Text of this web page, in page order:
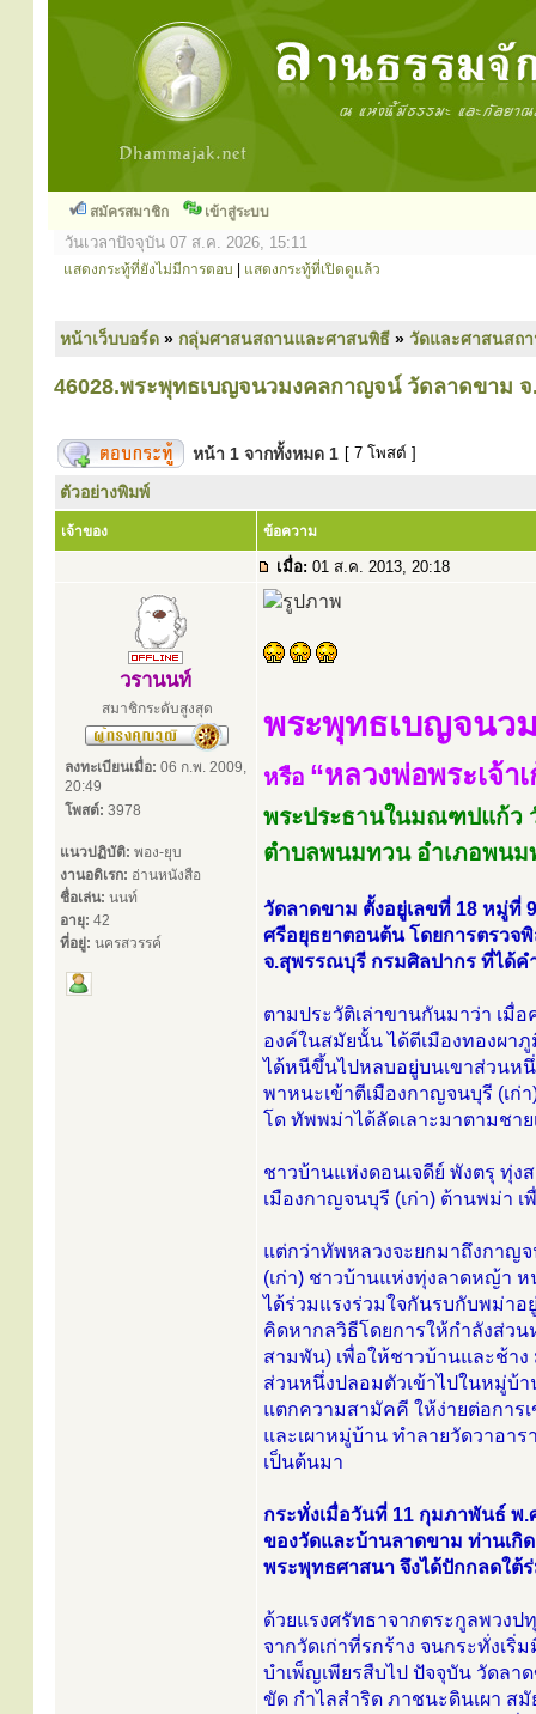
สมัครสมาชิก เข้าสู่ระบบ
วันเวลาปัจจุบัน 07 ส.ค. 2026, 15:11
แสดงกระทู้ที่ยังไม่มีการตอบ แสดงกระทู้ที่เปิดดูแล้ว
หน้าเว็บบอร์ด » กลุ่มศาสนสถานและศาสนพิธี » วัดและศาสนสถ
46028.พระพุทธเบญจนวมงคลกาญจน์ วัดลาดขาม
หน้า 1 จากทั้งหมด 1 [ 7 โพสต์ ]
ตัวอย่างพิมพ์
เจ้าของ ข้อความ
เมื่อ: 01 ส.ค. 2013, 20:18
วรานนท์
สมาชิกระดับสูงสุด
ลงทะเบียนเมื่อ: 06 ก.พ. 2009,
20:49
โพสต์: 3978
แนวปฏิบัติ: พอง-ยุบ
งานอดิเรก: อ่านหนังสือ
ชื่อเล่น: นนท์
อายุ: 42
ที่อยู่: นครสวรรค์
พระพุทธเบญจนว
หรือ “หลวงพ่อพระเจ้า
พระประธานในมณฑปแก้ว
ตำบลพนมทวน อำเภอพน
วัดลาดขาม ตั้งอยู่เลขที่ 18 หมู่ที่
ศรีอยุธยาตอนต้น โดยการตรว
จ.สุพรรณบุรี กรมศิลปากร ที่ได้
ตามประวัติเล่าขานกันมาว่า เมื่
องค์ในสมัยนั้น ได้ตีเมืองทองผา
ได้หนีขึ้นไปหลบอยู่บนเขาส่วนห
พาหนะเข้าตีเมืองกาญจนบุรี (เ
โด ทัพพม่าได้ลัดเลาะมาตามชา
ชาวบ้านแห่งดอนเจดีย์ พังตรุ ทุ่
เมืองกาญจนบุรี (เก่า) ต้านพม่า
แต่กว่าทัพหลวงจะยกมาถึงกาญ
(เก่า) ชาวบ้านแห่งทุ่งลาดหญ้า
ได้ร่วมแรงร่วมใจกันรบกับพม่าอ
คิดหากลวิธีโดยการให้กำลังส่ว
สามพัน) เพื่อให้ชาวบ้านและช้าง
ส่วนหนึ่งปลอมตัวเข้าไปในหมู่บ้
แตกความสามัคคี ให้ง่ายต่อการ
และเผาหมู่บ้าน ทำลายวัดวาอา
เป็นต้นมา
กระทั่งเมื่อวันที่ 11 กุมภาพันธ์ พ.
ของวัดและบ้านลาดขาม ท่านเ
พระพุทธศาสนา จึงได้ปักกลดใ
ด้วยแรงศรัทธาจากตระกูลพวง
จากวัดเก่าที่รกร้าง จนกระทั่งเ
บำเพ็ญเพียรสืบไป ปัจจุบัน วัดลา
ขัด กำไลสำริด ภาชนะดินเผา ส